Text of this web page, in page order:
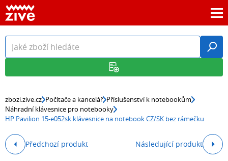
zbozi.zive.cz Počítače a kancelář Příslušenství k notebookům
Náhradní klávesnice pro notebooky
HP Pavilion 15-e052sk klávesnice na notebook CZ/SK bez rámečku
Předchozí produkt Následující produkt